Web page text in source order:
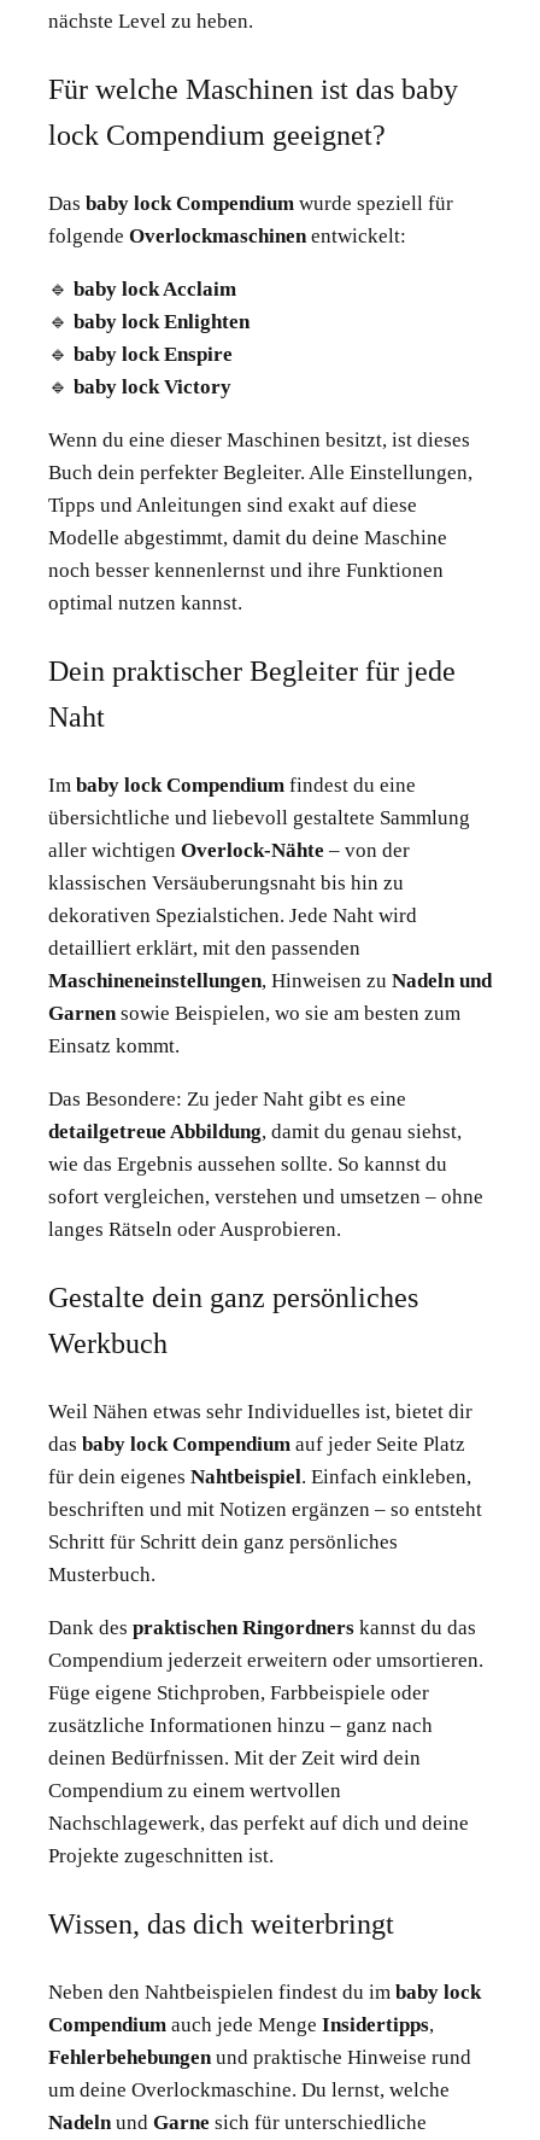
nächste Level zu heben.
Für welche Maschinen ist das baby
lock Compendium geeignet?
Das baby lock Compendium wurde speziell für
folgende Overlockmaschinen entwickelt:
🔹 baby lock Acclaim
🔹 baby lock Enlighten
🔹 baby lock Enspire
🔹 baby lock Victory
Wenn du eine dieser Maschinen besitzt, ist dieses
Buch dein perfekter Begleiter. Alle Einstellungen,
Tipps und Anleitungen sind exakt auf diese
Modelle abgestimmt, damit du deine Maschine
noch besser kennenlernst und ihre Funktionen
optimal nutzen kannst.
Dein praktischer Begleiter für jede
Naht
Im baby lock Compendium findest du eine
übersichtliche und liebevoll gestaltete Sammlung
aller wichtigen Overlock-Nähte – von der
klassischen Versäuberungsnaht bis hin zu
dekorativen Spezialstichen. Jede Naht wird
detailliert erklärt, mit den passenden
Maschineneinstellungen, Hinweisen zu Nadeln und
Garnen sowie Beispielen, wo sie am besten zum
Einsatz kommt.
Das Besondere: Zu jeder Naht gibt es eine
detailgetreue Abbildung, damit du genau siehst,
wie das Ergebnis aussehen sollte. So kannst du
sofort vergleichen, verstehen und umsetzen – ohne
langes Rätseln oder Ausprobieren.
Gestalte dein ganz persönliches
Werkbuch
Weil Nähen etwas sehr Individuelles ist, bietet dir
das baby lock Compendium auf jeder Seite Platz
für dein eigenes Nahtbeispiel. Einfach einkleben,
beschriften und mit Notizen ergänzen – so entsteht
Schritt für Schritt dein ganz persönliches
Musterbuch.
Dank des praktischen Ringordners kannst du das
Compendium jederzeit erweitern oder umsortieren.
Füge eigene Stichproben, Farbbeispiele oder
zusätzliche Informationen hinzu – ganz nach
deinen Bedürfnissen. Mit der Zeit wird dein
Compendium zu einem wertvollen
Nachschlagewerk, das perfekt auf dich und deine
Projekte zugeschnitten ist.
Wissen, das dich weiterbringt
Neben den Nahtbeispielen findest du im baby lock
Compendium auch jede Menge Insidertipps,
Fehlerbehebungen und praktische Hinweise rund
um deine Overlockmaschine. Du lernst, welche
Nadeln und Garne sich für unterschiedliche